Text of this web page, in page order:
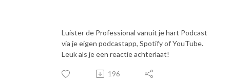
Luister de Professional vanuit je hart Podcast
via je eigen podcastapp, Spotify of YouTube.
Leuk als je een reactie achterlaat!
196